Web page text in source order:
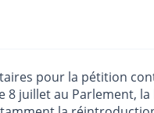
pour la pétition
8 juillet au Parlement, la